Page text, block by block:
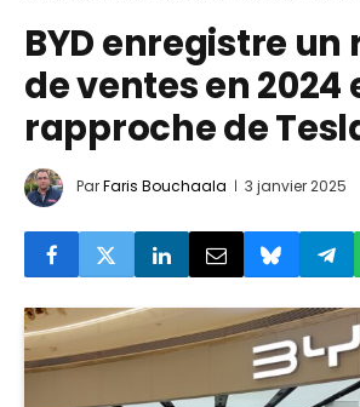
BYD enregistre un
de ventes en 2024
rapproche de
ParFaris Bouchaala 3 janvier 2025